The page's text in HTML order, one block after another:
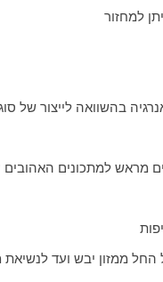
למחזור
בהשוואה לייצור של
מראש למתכונים האהובים
ממזון יבש ועד לנשיאת